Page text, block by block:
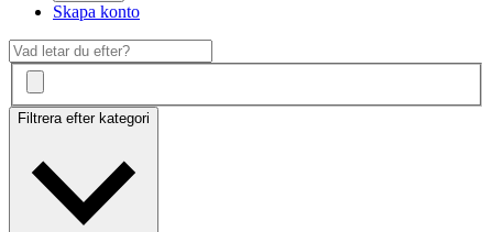
Skapa konto
Filtrera efter kategori